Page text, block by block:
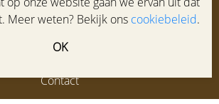
Meer weten? Bekijk ons cookiebeleid.
OK
Klantenservice
Maatadvies
Winkel
Contact